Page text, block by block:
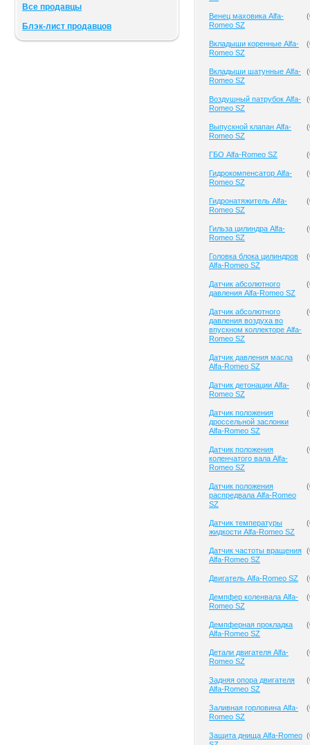
Все продавцы
Блэк-лист продавцов
Венец маховика Alfa-
Romeo SZ
(
Вкладыши коренные Alfa-
Romeo SZ
(
Вкладыши шатунные Alfa-
Romeo SZ
(
Воздушный патрубок Alfa-
Romeo SZ
(
Выпускной клапан Alfa-
Romeo SZ
(
ГБО Alfa-Romeo SZ (
Гидрокомпенсатор Alfa-
Romeo SZ
(
Гидронатяжитель Alfa-
Romeo SZ
(
Гильза цилиндра Alfa-
Romeo SZ
(
Головка блока цилиндров
Alfa-Romeo SZ
(
Датчик абсолютного
давления Alfa-Romeo SZ
(
Датчик абсолютного
давления воздуха во
впускном коллекторе Alfa-
Romeo SZ
(
Датчик давления масла
Alfa-Romeo SZ
(
Датчик детонации Alfa-
Romeo SZ
(
Датчик положения
дроссельной заслонки
Alfa-Romeo SZ
(
Датчик положения
коленчатого вала Alfa-
Romeo SZ
(
Датчик положения
распредвала Alfa-Romeo
SZ
(
Датчик температуры
жидкости Alfa-Romeo SZ
(
Датчик частоты вращения
Alfa-Romeo SZ
(
Двигатель Alfa-Romeo SZ (
Демпфер коленвала Alfa-
Romeo SZ
(
Демпферная прокладка
Alfa-Romeo SZ
(
Детали двигателя Alfa-
Romeo SZ
(
Задняя опора двигателя
Alfa-Romeo SZ
(
Заливная горловина Alfa-
Romeo SZ
(
Защита днища Alfa-Romeo (